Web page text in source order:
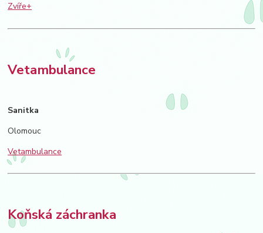
Zvíře+
Vetambulance
Sanitka
Olomouc
Vetambulance
Koňská záchranka